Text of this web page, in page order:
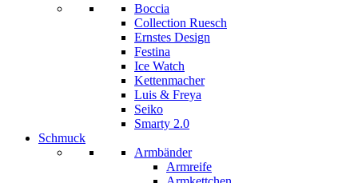
Boccia
Collection Ruesch
Ernstes Design
Festina
Ice Watch
Kettenmacher
Luis & Freya
Seiko
Smarty 2.0
Schmuck
Armbänder
Armreife